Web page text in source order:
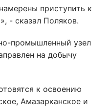
приступить к
- сказал Поляков.
промышленный узел
на добычу
к освоению
Амазарканское и